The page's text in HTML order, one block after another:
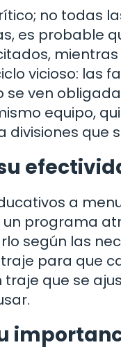
no todas
es probable
vicioso: las
ven
equipo,
que
a
programa
según las
para que
que se